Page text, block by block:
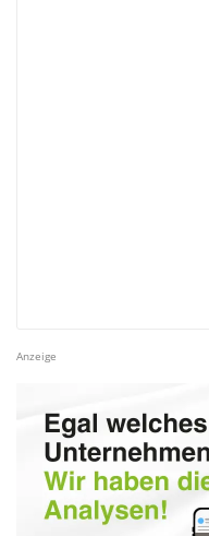
Anzeige